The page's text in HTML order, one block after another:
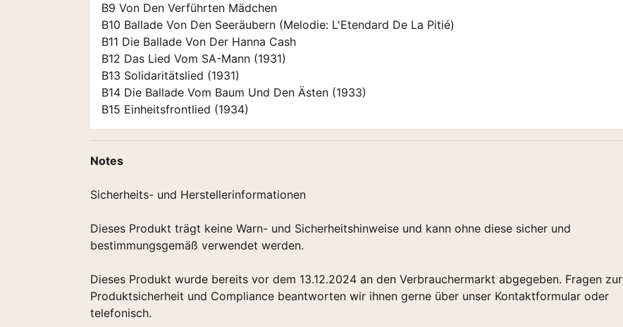
B9 Von Den Verführten Mädchen
B10 Ballade Von Den Seeräubern (Melodie: L'Etendard De La Pitié)
B11 Die Ballade Von Der Hanna Cash
B12 Das Lied Vom SA-Mann (1931)
B13 Solidaritätslied (1931)
B14 Die Ballade Vom Baum Und Den Ästen (1933)
B15 Einheitsfrontlied (1934)
Notes
Sicherheits- und Herstellerinformationen
Dieses Produkt trägt keine Warn- und Sicherheitshinweise und kann ohne diese sicher und
bestimmungsgemäß verwendet werden.
Dieses Produkt wurde bereits vor dem 13.12.2024 an den Verbrauchermarkt abgegeben. Fragen zur
Produktsicherheit und Compliance beantworten wir ihnen gerne über unser Kontaktformular oder
telefonisch.